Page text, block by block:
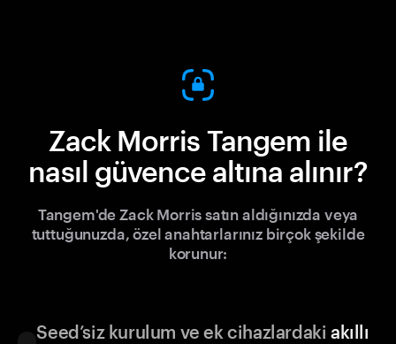
Zack Morris Tangem ile
nasıl güvence altına alınır?
Tangem'de Zack Morris satın aldığınızda veya
tuttuğunuzda, özel anahtarlarınız birçok şekilde
korunur:
Seed’siz kurulum ve ek cihazlardakiakıllı